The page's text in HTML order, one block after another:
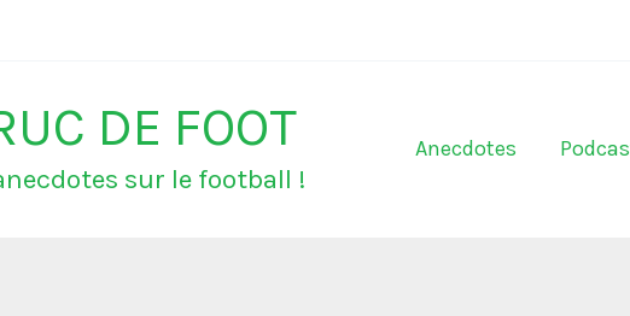
DE FOOT
sur le football !
Anecdotes